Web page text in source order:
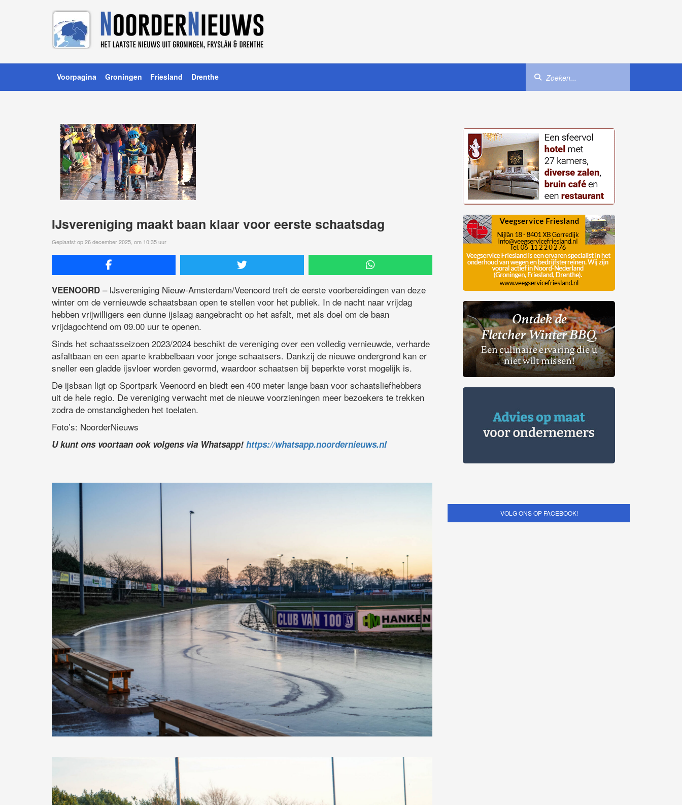
Voorpagina Groningen Friesland Drenthe
IJsvereniging maakt baan klaar voor eerste schaatsdag
Geplaatst op 26 december 2025, om 10:35 uur
VEENOORD – IJsvereniging Nieuw-Amsterdam/Veenoord treft de eerste voorbereidingen van deze
winter om de vernieuwde schaatsbaan open te stellen voor het publiek. In de nacht naar vrijdag
hebben vrijwilligers een dunne ijslaag aangebracht op het asfalt, met als doel om de baan
vrijdagochtend om 09.00 uur te openen.
Sinds het schaatsseizoen 2023/2024 beschikt de vereniging over een volledig vernieuwde, verharde
asfaltbaan en een aparte krabbelbaan voor jonge schaatsers. Dankzij de nieuwe ondergrond kan er
sneller een gladde ijsvloer worden gevormd, waardoor schaatsen bij beperkte vorst mogelijk is.
De ijsbaan ligt op Sportpark Veenoord en biedt een 400 meter lange baan voor schaatsliefhebbers
uit de hele regio. De vereniging verwacht met de nieuwe voorzieningen meer bezoekers te trekken
zodra de omstandigheden het toelaten.
Foto’s: NoorderNieuws
U kunt ons voortaan ook volgens via Whatsapp! https://whatsapp.noordernieuws.nl
VOLG ONS OP FACEBOOK!